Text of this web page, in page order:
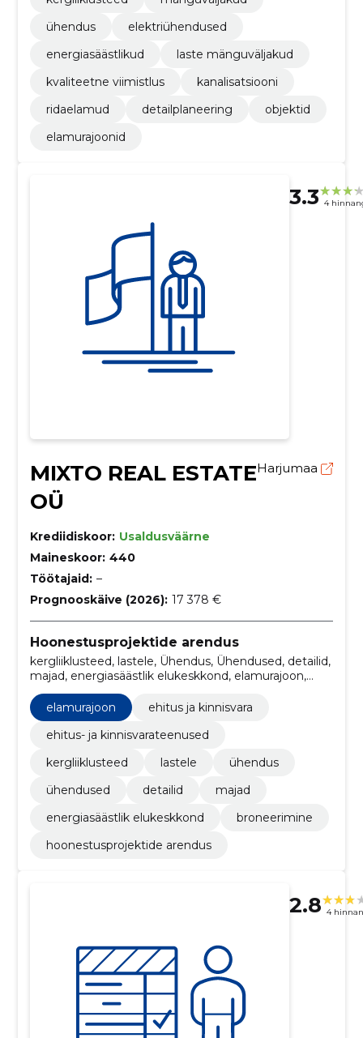
ühendus
elektriühendused
energiasäästlikud
laste mänguväljakud
kvaliteetne viimistlus
kanalisatsiooni
ridaelamud
detailplaneering
objektid
elamurajoonid
3.3 4
MIXTO REAL ESTATE
OÜ
Harjumaa
Krediidiskoor: Usaldusväärne
Maineskoor: 440
Töötajaid: –
Prognooskäive (2026): 17 378 €
Hoonestusprojektide arendus
kergliiklusteed, lastele, Ühendus, Ühendused, detailid,
majad, energiasäästlik elukeskkond, elamurajoon,
broneerimine, ehitus ja kinnisvara
elamurajoon
ehitus ja kinnisvara
ehitus- ja kinnisvarateenused
kergliiklusteed
lastele
ühendus
ühendused
detailid
majad
energiasäästlik elukeskkond
broneerimine
hoonestusprojektide arendus
2.8 4